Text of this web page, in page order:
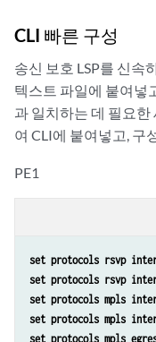
CLI 빠른 구성
송신 보호 LSP를 신속
텍스트 파일에 붙여넣
과 일치하는 데 필요
여 CLI에 붙여넣고, 구
PE1
set protocols rsvp
set protocols rsvp
set protocols mpls
set protocols mpls
set protocols mpls